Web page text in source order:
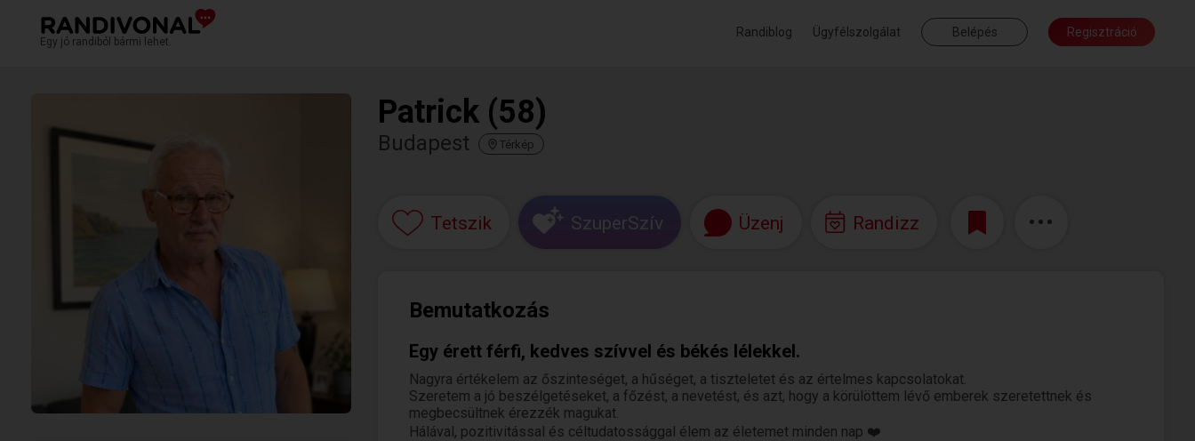
Egy jó randiból bármi lehet.
Randiblog Ügyfélszolgálat Belépés Regisztráció
Patrick (58)
Budapest Térkép
Tetszik SzuperSzív Üzenj Randizz
Bemutatkozás
Egy érett férfi, kedves szívvel és békés lélekkel.
Nagyra értékelem az őszinteséget, a hűséget, a tiszteletet és az értelmes kapcsolatokat.
Szeretem a jó beszélgetéseket, a főzést, a nevetést, és azt, hogy a körülöttem lévő emberek szeretettnek és
megbecsültnek érezzék magukat.
Hálával, pozitivitással és céltudatossággal élem az életemet minden nap ❤️